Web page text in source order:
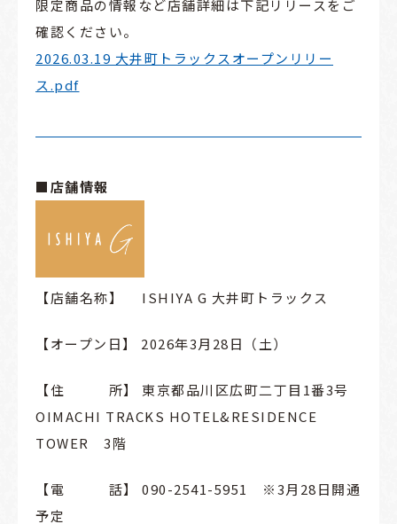
限定商品の情報など店舗詳細は下記リリースをご
確認ください。
2026.03.19 大井町トラックスオープンリリー
ス.pdf
■店舗情報
【店舗名称】 ISHIYA G 大井町トラックス
【オープン日】 2026年3月28日（土）
【住 所】 東京都品川区広町二丁目 1番3号
OIMACHI TRACKS HOTEL&RESIDENCE
TOWER
3階
【電 話】 090-2541-5951 ※3月28日開通
予定